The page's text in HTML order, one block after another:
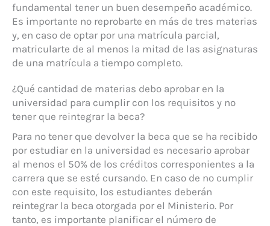
fundamental tener un buen desempeño académico.
Es importante no reprobarte en más de tres materias
y, en caso de optar por una matrícula parcial,
matricularte de al menos la mitad de las asignaturas
de una matrícula a tiempo completo.
¿Qué cantidad de materias debo aprobar en la
universidad para cumplir con los requisitos y no
tener que reintegrar la beca?
Para no tener que devolver la beca que se ha recibido
por estudiar en la universidad es necesario aprobar
al menos el 50% de los créditos corresponientes a la
carrera que se esté cursando. En caso de no cumplir
con este requisito, los estudiantes deberán
reintegrar la beca otorgada por el Ministerio. Por
tanto, es importante planificar el número de